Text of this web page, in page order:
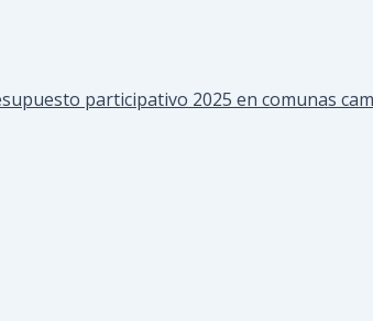
participativo 2025 en comunas